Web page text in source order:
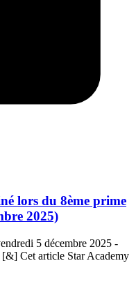
lors du 8ème prime
2025)
5 décembre 2025 -
Cet article Star Academy